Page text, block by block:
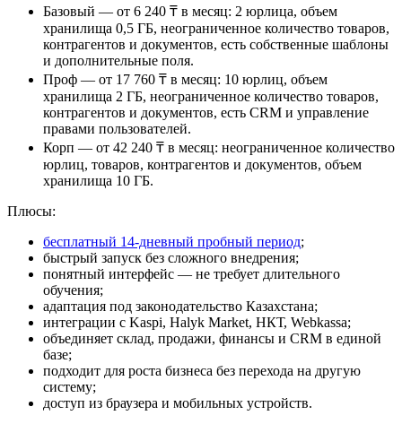
Базовый — от 6 240 ₸ в месяц: 2 юрлица, объем
хранилища 0,5 ГБ, неограниченное количество товаров,
контрагентов и документов, есть собственные шаблоны
и дополнительные поля.
Проф — от 17 760 ₸ в месяц: 10 юрлиц, объем
хранилища 2 ГБ, неограниченное количество товаров,
контрагентов и документов, есть CRM и управление
правами пользователей.
Корп — от 42 240 ₸ в месяц: неограниченное количество
юрлиц, товаров, контрагентов и документов, объем
хранилища 10 ГБ.
Плюсы:
бесплатный 14-дневный пробный период;
быстрый запуск без сложного внедрения;
понятный интерфейс — не требует длительного
обучения;
адаптация под законодательство Казахстана;
интеграции с Kaspi, Halyk Market, НКТ, Webkassa;
объединяет склад, продажи, финансы и CRM в единой
базе;
подходит для роста бизнеса без перехода на другую
систему;
доступ из браузера и мобильных устройств.